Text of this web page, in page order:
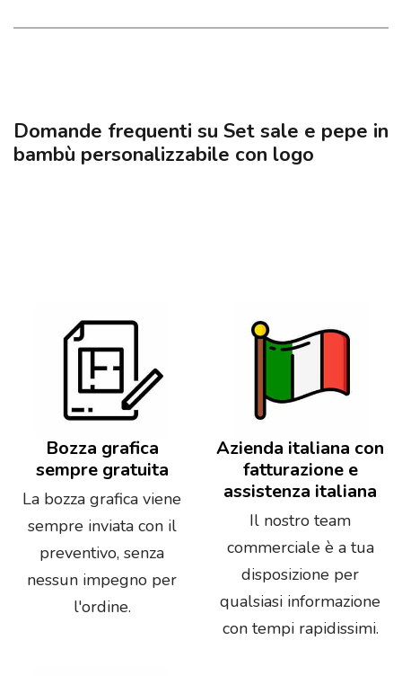
Domande frequenti su Set sale e pepe in
bambù personalizzabile con logo
Bozza grafica
sempre gratuita
La bozza grafica viene
sempre inviata con il
preventivo, senza
nessun impegno per
l'ordine.
Azienda italiana con
fatturazione e
assistenza italiana
Il nostro team
commerciale è a tua
disposizione per
qualsiasi informazione
con tempi rapidissimi.